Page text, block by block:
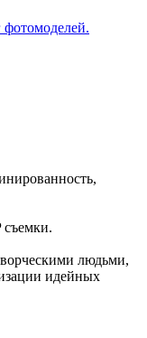
съемки.
людьми,
идейных